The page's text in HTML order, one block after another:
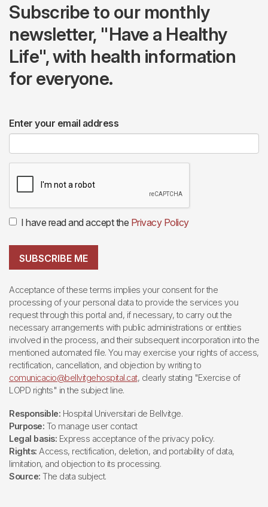
Subscribe to our monthly
newsletter, "Have a Healthy
Life", with health information
for everyone.
Enter your email address
I have read and accept the Privacy Policy
SUBSCRIBE ME
Acceptance of these terms implies your consent for the
processing of your personal data to provide the services you
request through this portal and, if necessary, to carry out the
necessary arrangements with public administrations or entities
involved in the process, and their subsequent incorporation into the
mentioned automated file. You may exercise your rights of access,
rectification, cancellation, and objection by writing to
comunicacio@bellvitgehospital.cat, clearly stating "Exercise of
LOPD rights" in the subject line.
Responsible: Hospital Universitari de Bellvitge.
Purpose: To manage user contact
Legal basis: Express acceptance of the privacy policy.
Rights: Access, rectification, deletion, and portability of data,
limitation, and objection to its processing.
Source: The data subject.